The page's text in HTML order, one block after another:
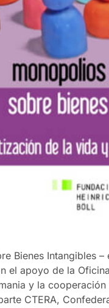
Bienes Intangibles
el apoyo de la
y la
CTERA,